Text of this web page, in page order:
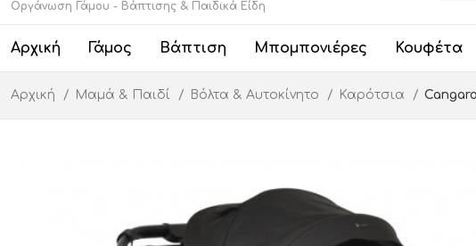
Οργάνωση Γάμου - Βάπτισης & Παιδικά Είδη
Αρχική Γάμος Βάπτιση Μπομπονιέρες Κουφέτα
Αρχική Μαμά & Παιδί Βόλτα & Αυτοκίνητο Καρότσια